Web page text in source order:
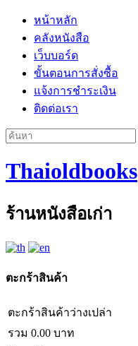
หน้าหลัก
คลังหนังสือ
เว็บบอร์ด
ขั้นตอนการสั่งซื้อ
แจ้งการชำระเงิน
ติดต่อเรา
Thaioldbooks
ร้านหนังสือเก่า
ตะกร้าสินค้า
ตะกร้าสินค้าว่างเปล่า
รวม 0.00 บาท